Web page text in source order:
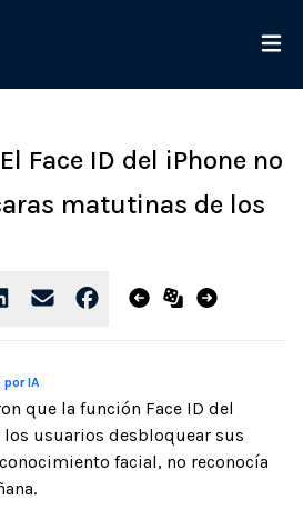
Face ID del iPhone no
matutinas de los
por IA
que la función Face ID del
usuarios desbloquear sus
facial, no reconocía